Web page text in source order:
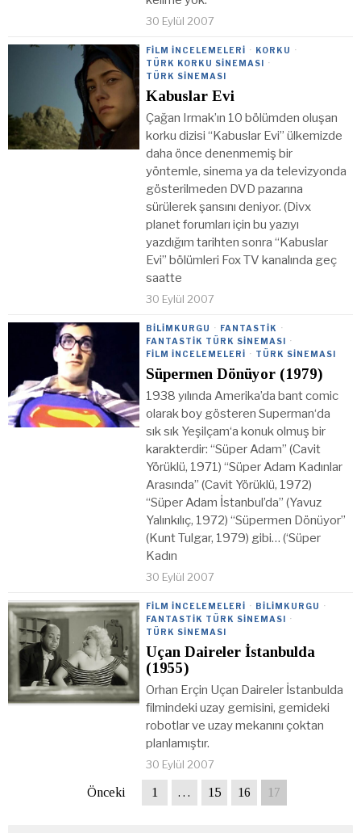
30 Eylül 2007
FILM İNCELEMELERI · KORKU ·
TÜRK KORKU SINEMASI ·
TÜRK SINEMASI
Kabuslar Evi
Çağan Irmak’ın 10 bölümden oluşan
korku dizisi “Kabuslar Evi” ülkemizde
daha önce denenmemiş bir
yöntemle, sinema ya da televizyonda
gösterilmeden DVD pazarına
sürülerek şansını deniyor. (Divx
planet forumları için bu yazıyı
yazdığım tarihten sonra “Kabuslar
Evi” bölümleri Fox TV kanalında geç
saatte
30 Eylül 2007
BILIMKURGU · FANTASTIK ·
FANTASTIK TÜRK SINEMASI ·
FILM İNCELEMELERI · TÜRK SINEMASI
Süpermen Dönüyor (1979)
1938 yılında Amerika’da bant comic
olarak boy gösteren Superman‘da
sık sık Yeşilçam‘a konuk olmuş bir
karakterdir: “Süper Adam” (Cavit
Yörüklü, 1971) “Süper Adam Kadınlar
Arasında” (Cavit Yörüklü, 1972)
“Süper Adam İstanbul’da” (Yavuz
Yalınkılıç, 1972) “Süpermen Dönüyor”
(Kunt Tulgar, 1979) gibi… (‘Süper
Kadın
30 Eylül 2007
FILM İNCELEMELERI · BILIMKURGU ·
FANTASTIK TÜRK SINEMASI ·
TÜRK SINEMASI
Uçan Daireler İstanbulda
(1955)
Orhan Erçin Uçan Daireler İstanbulda
filmindeki uzay gemisini, gemideki
robotlar ve uzay mekanını çoktan
planlamıştır.
30 Eylül 2007
Önceki 1 … 15 16 17